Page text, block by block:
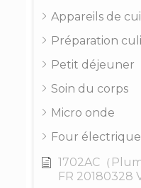
Appareils de
Préparation
Petit déjeuner
Soin du corps
Micro onde
Four électrique
1702AC（
FR 20180328